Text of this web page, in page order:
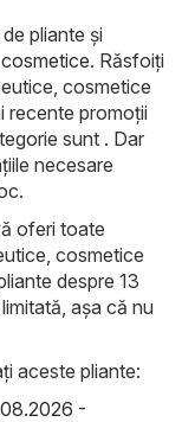
pliante și
. Răsfoiți
cosmetice
recente promoții
sunt . Dar
necesare
oferi toate
cosmetice
despre 13
așa că nu
aceste pliante:
-